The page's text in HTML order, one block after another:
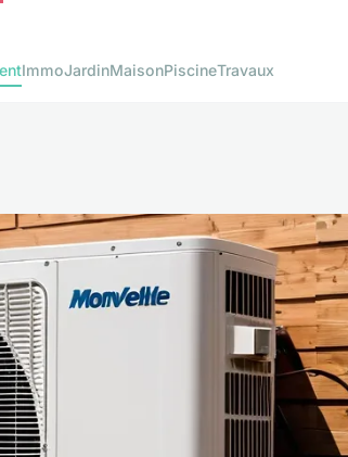
ImmoJardinMaisonPiscineTravaux